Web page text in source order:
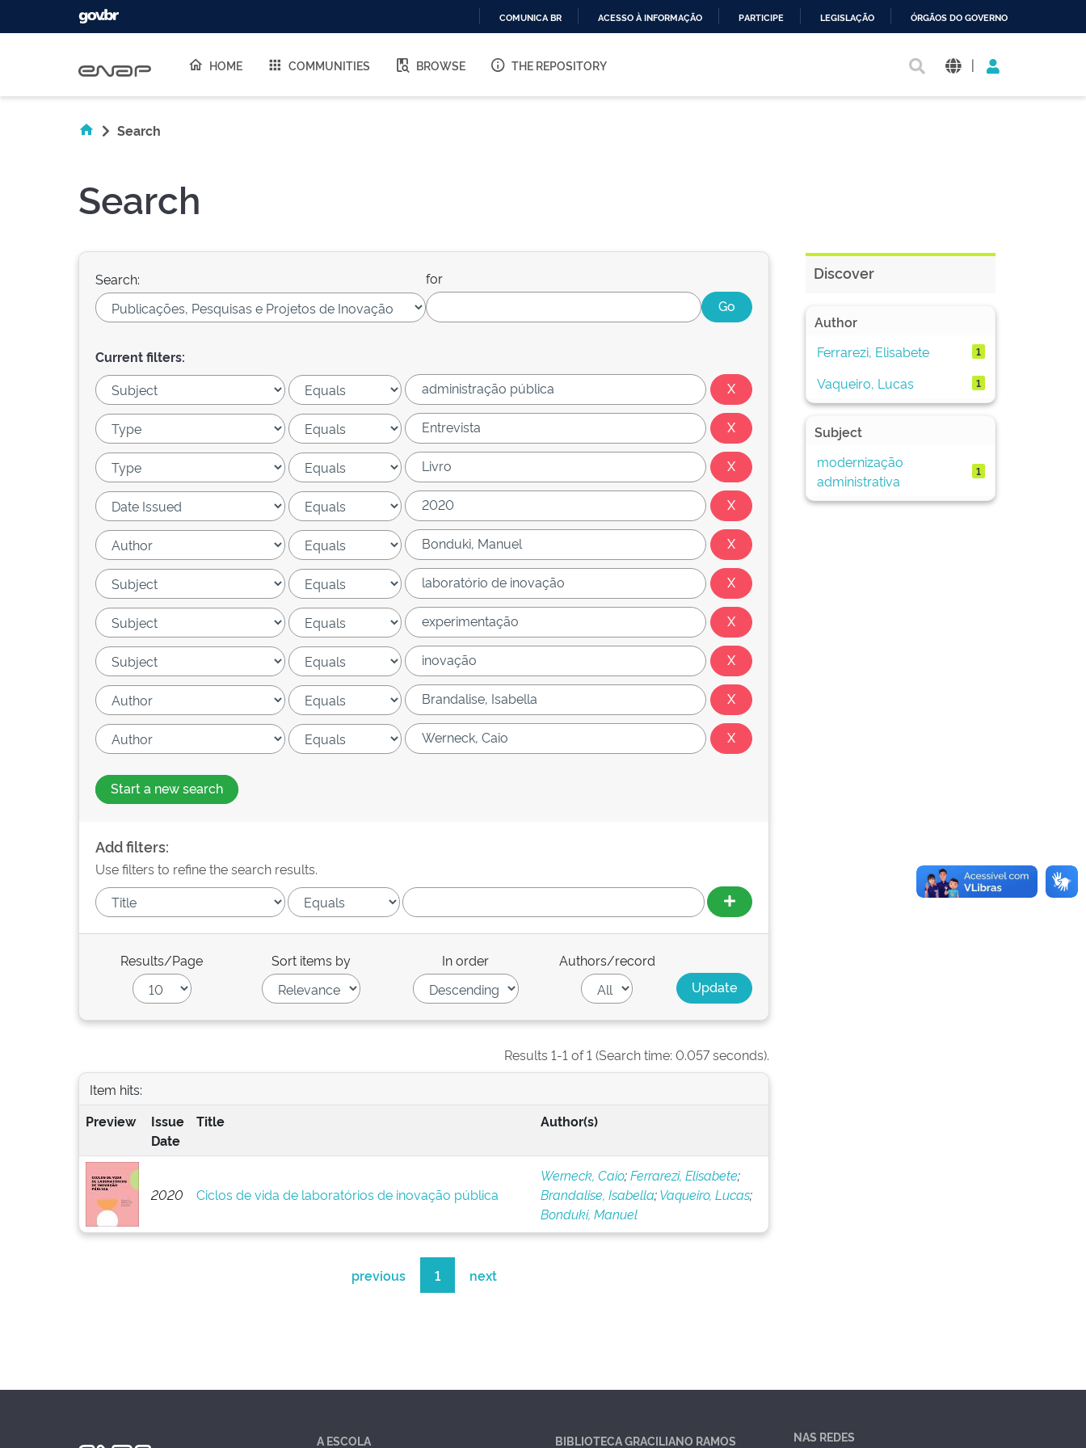
O
COMUNICA BR ACESSO À INFORMAÇÃO PARTICIPE LEGISLAÇÃO ÓRGÃOS DO GOVERNO
HOME COMMUNITIES BROWSE THE REPOSITORY |
Search
Search
Search: for
Current filters:
Start a new search
Add filters:
Use filters to refine the search results.
Results/Page Sort items by In order Authors/record
Results 1-1 of 1 (Search time: 0.057 seconds).
Item hits:
Preview
Issue
Date
Title Author(s)
2020 Ciclos de vida de laboratórios de inovação pública
Werneck, Caio;Ferrarezi, Elisabete;
Brandalise, Isabella;Vaqueiro, Lucas;
Bonduki, Manuel
previous 1 next
Discover
Author
Ferrarezi, Elisabete
1
Vaqueiro, Lucas 1
Subject
modernização
administrativa
1
A ESCOLA BIBLIOTECA GRACILIANO RAMOS NAS REDES